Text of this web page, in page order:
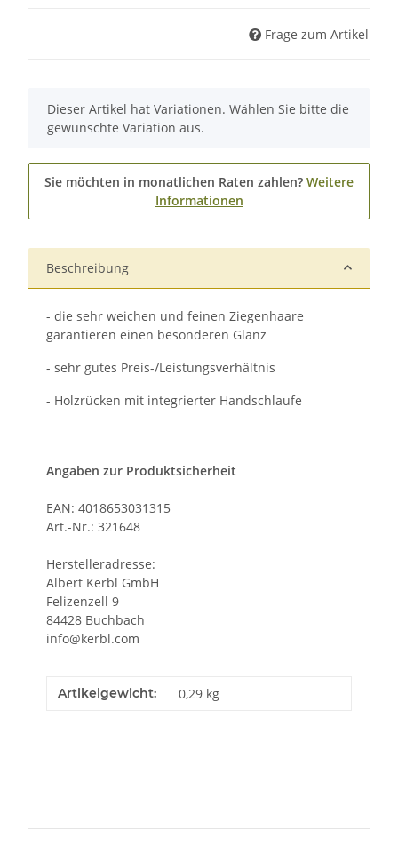
Frage zum Artikel
x
Dieser Artikel hat Variationen. Wählen Sie bitte die
gewünschte Variation aus.
Sie möchten in monatlichen Raten zahlen? Weitere
Informationen
Beschreibung
- die sehr weichen und feinen Ziegenhaare
garantieren einen besonderen Glanz
- sehr gutes Preis-/Leistungsverhältnis
- Holzrücken mit integrierter Handschlaufe
Angaben zur Produktsicherheit
EAN: 4018653031315
Art.-Nr.: 321648
Herstelleradresse:
Albert Kerbl GmbH
Felizenzell 9
84428 Buchbach
info@kerbl.com
Artikelgewicht: 0,29 kg